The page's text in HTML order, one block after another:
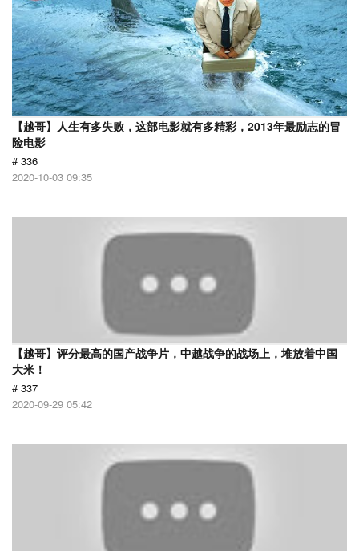
【越哥】人生有多失败，这部电影就有多精彩，2013年最励志的冒
险电影
# 336
2020-10-03 09:35
【越哥】评分最高的国产战争片，中越战争的战场上，堆放着中国
大米！
# 337
2020-09-29 05:42